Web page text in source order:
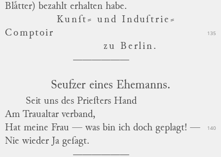
Blaͤtter) bezahlt erhalten habe.
Kunſt⸗ und Induſtrie⸗
Comptoir
135
zu Berlin.
Seufzer eines Ehemanns.
Seit uns des Prieſters Hand
Am Traualtar verband,
Hat meine Frau — was bin ich doch geplagt! —
140
Nie wieder Ja geſagt.